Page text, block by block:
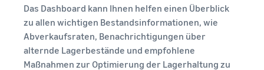
Das Dashboard kann Ihnen helfen einen Überblick
zu allen wichtigen Bestandsinformationen, wie
Abverkaufsraten, Benachrichtigungen über
alternde Lagerbestände und empfohlene
Maßnahmen zur Optimierung der Lagerhaltung zu